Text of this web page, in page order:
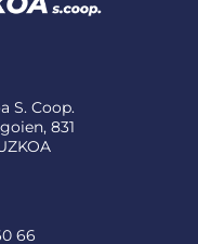
S. Coop.
831
66